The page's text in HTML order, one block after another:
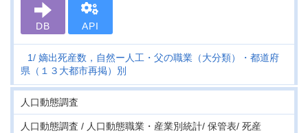
DB API
1 嫡出死産数，自然ー人工・父の職業（大分類）・都道府
県（１３大都市再掲）別
人口動態調査
人口動態調査 / 人口動態職業・産業別統計/ 保管表/ 死産